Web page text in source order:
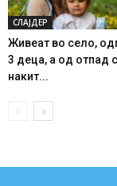
СЛАЈДЕР
Живеат во село,
3 деца, а од отпад
накит...